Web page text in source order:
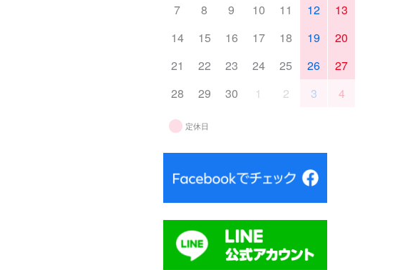
7
8 9 10 11 12
13
14
15 16 17 18 19
20
21
22 23 24 25 26
27
28
29 30 1 2 3 4
定休日